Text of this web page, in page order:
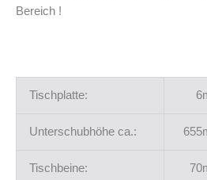
Bereich !
Tischplatte:
Unterschubhöhe ca.:
Tischbeine: